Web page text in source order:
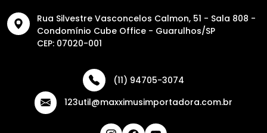
Rua Silvestre Vasconcelos Calmon, 51 - Sala 808 -
Condomínio Cube Office - Guarulhos/SP
CEP: 07020-001
(11) 94705-3074
123util@maxximusimportadora.com.br